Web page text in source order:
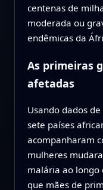
centenas de
moderada ou
endêmicas da
As primeiras
afetadas
Usando dados
sete países
acompanharam
mulheres
malária ao longo
que mães de